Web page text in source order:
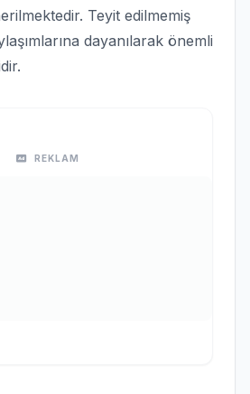
Teyit edilmemiş
dayanılarak önemli
REKLAM